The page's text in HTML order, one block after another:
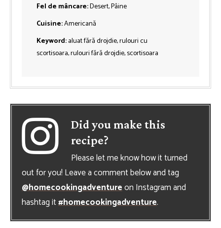
Fel de mâncare:Desert, Pâine
Cuisine:Americană
Keyword:aluat fără drojdie, rulouri cu
scortisoara, rulouri fără drojdie, scortisoara
Did you make this
recipe?
Please let me know how it turned
out for you! Leave a comment below and tag
@homecookingadventureon Instagram and
hashtag it#homecookingadventure.